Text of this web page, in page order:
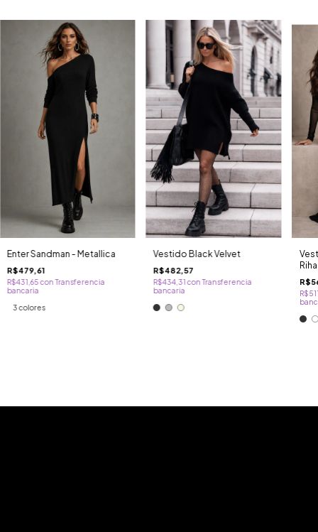
Enter Sandman - Metallica
R$479,61
R$431,65con Transferencia
bancaria
3 colores
Vestido Black Velvet
R$482,57
R$434,31con Transferencia
bancaria